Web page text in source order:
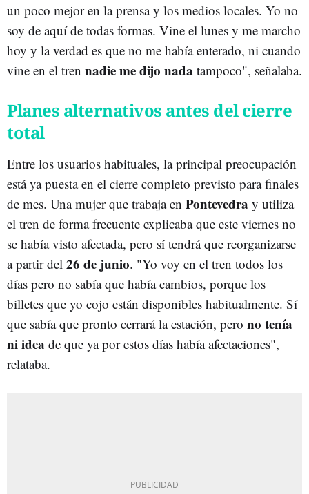
un poco mejor en la prensa y los medios locales. Yo no
soy de aquí de todas formas. Vine el lunes y me marcho
hoy y la verdad es que no me había enterado, ni cuando
vine en el tren nadie me dijo nada tampoco", señalaba.
Planes alternativos antes del cierre
total
Entre los usuarios habituales, la principal preocupación
está ya puesta en el cierre completo previsto para finales
de mes. Una mujer que trabaja en Pontevedra y utiliza
el tren de forma frecuente explicaba que este viernes no
se había visto afectada, pero sí tendrá que reorganizarse
a partir del 26 de junio. "Yo voy en el tren todos los
días pero no sabía que había cambios, porque los
billetes que yo cojo están disponibles habitualmente. Sí
que sabía que pronto cerrará la estación, pero no tenía
ni idea de que ya por estos días había afectaciones",
relataba.